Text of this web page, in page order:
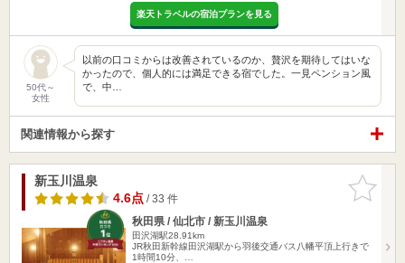
楽天トラベルの宿泊プランを見る
50代～
女性
以前の口コミからは改善されているのか、贅沢を期待してはいな
かったので、個人的には満足できる宿でした。一見ペンション風
で、中…
関連情報から探す
お気に入
りに追加
新玉川温泉
4.6点/ 33 件
秋田県 / 仙北市 / 新玉川温泉
田沢湖駅28.91km
JR秋田新幹線田沢湖駅から羽後交通バス八幡平頂上行きで
1時間10分、…